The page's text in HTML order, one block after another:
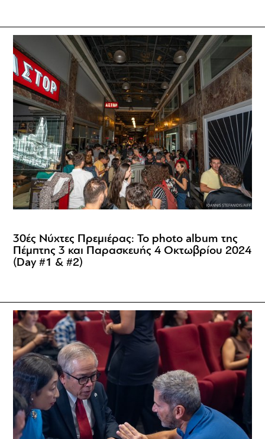
30ές Νύχτες Πρεμιέρας: Το photo album της
Πέμπτης 3 και Παρασκευής 4 Οκτωβρίου 2024
(Day #1 & #2)